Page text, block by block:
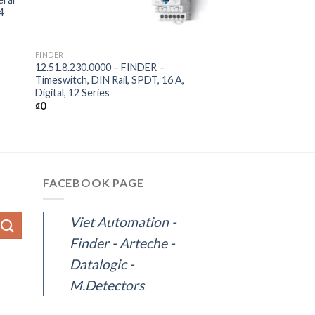
FINDER
12.51.8.230.0000 – FINDER –
Timeswitch, DIN Rail, SPDT, 16 A,
Digital, 12 Series
₫0
FACEBOOK PAGE
Viet Automation -
Finder - Arteche -
Datalogic -
M.Detectors